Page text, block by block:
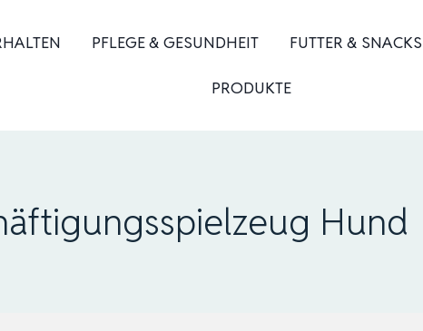
PFLEGE & GESUNDHEIT FUTTER & SNACKS
PRODUKTE
Hund